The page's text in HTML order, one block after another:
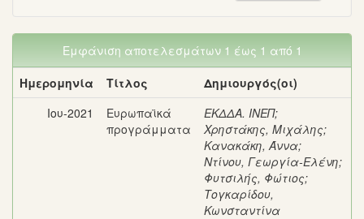
Εμφάνιση αποτελεσμάτων 1 έως 1 από 1
Ημερομηνία
Τίτλος
Δημιουργός(οι)
Ιου-2021
Ευρωπαϊκά
προγράμματα
ΕΚΔΔΑ. ΙΝΕΠ;
Χρηστάκης, Μιχάλης;
Κανακάκη, Άννα;
Ντίνου, Γεωργία-Ελένη;
Φυτσιλής, Φώτιος;
Τογκαρίδου,
Κωνσταντίνα